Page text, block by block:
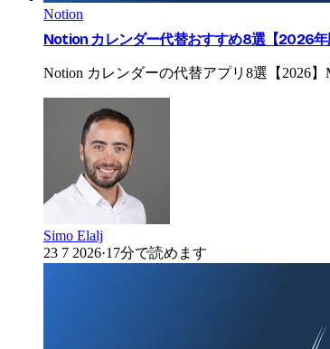
Notion
Notion カレンダー代替おすすめ8選【2026年
Notion カレンダーの代替アプリ8選【2026】
Simo Elalj
23 7 2026·17分で読めます